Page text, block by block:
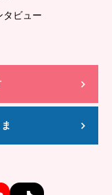
タビュー